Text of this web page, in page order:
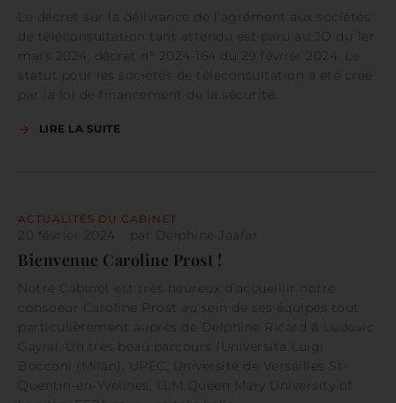
Le décret sur la délivrance de l’agrément aux sociétés
de téléconsultation tant attendu est paru au JO du 1er
mars 2024: décret n° 2024-164 du 29 février 2024. Le
statut pour les sociétés de téléconsultation a été créé
par la loi de financement de la sécurité…
LIRE LA SUITE
ACTUALITÉS DU CABINET
20 février 2024 par Delphine Jaafar
Bienvenue Caroline Prost !
Notre Cabinet est très heureux d’accueillir notre
consoeur Caroline Prost au sein de ses équipes tout
particulièrement auprès de Delphine Ricard & Ludovic
Gayral. Un très beau parcours (Universita Luigi
Bocconi (Milan), UPEC, Université de Versailles St-
Quentin-en-Yvelines, LLM Queen Mary University of